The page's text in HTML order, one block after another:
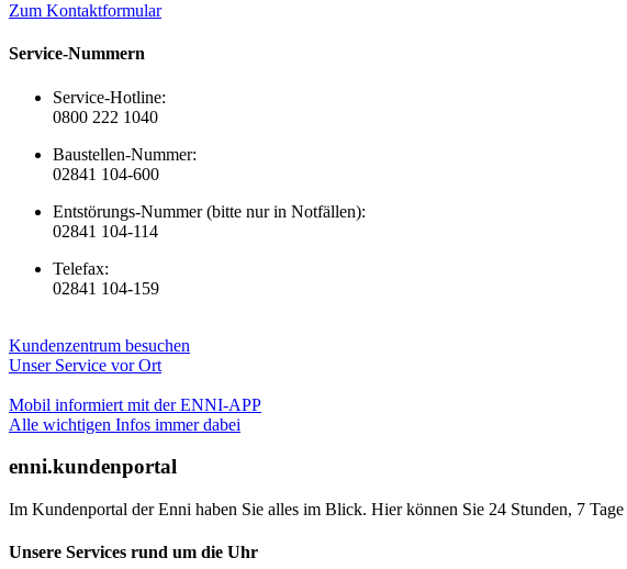
Zum Kontaktformular
Service-Nummern
Service-Hotline:
0800 222 1040
Baustellen-Nummer:
02841 104-600
Entstörungs-Nummer (bitte nur in Notfällen):
02841 104-114
Telefax:
02841 104-159
Kundenzentrum besuchen
Unser Service vor Ort
Mobil informiert mit der ENNI-APP
Alle wichtigen Infos immer dabei
enni.kundenportal
Im Kundenportal der Enni haben Sie alles im Blick. Hier können Sie 24 Stunden, 7
Unsere Services rund um die Uhr